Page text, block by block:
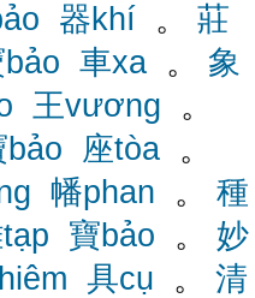
器khí 。 莊
車xa 。 象
王vương 。
bảo 座tòa 。
幡phan 。 種
寶bảo 。 妙
具cụ 。 清